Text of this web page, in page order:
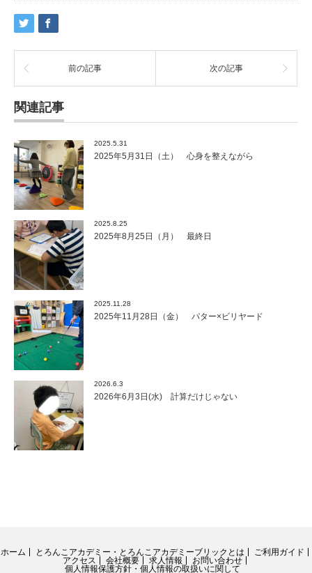
前の記事 次の記事
関連記事
2025.5.31
2025年5月31日（土） 心身を整えながら
2025.8.25
2025年8月25日（月） 最終日
2025.11.28
2025年11月28日（金） パター×ビリヤード
2026.6.3
2026年6月3日(水) 計算だけじゃない
ホーム とろんこアカデミー・とろんこアカデミーブリックとは
ご利用ガイド
アクセス
会社概要 求人情報
お問い合わせ
個人情報保護方針・個人情報の取扱いに関して